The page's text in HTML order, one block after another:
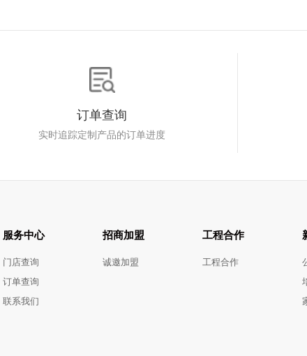
订单查询
实时追踪定制产品的订单进度
服务中心
门店查询
订单查询
联系我们
招商加盟
诚邀加盟
工程合作
工程合作